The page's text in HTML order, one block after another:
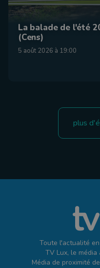
La balade de l'été
(Cens)
5 août 2026 à 19:00
plus
Toute l'actualité
TV Lux, le média
Média de proximité